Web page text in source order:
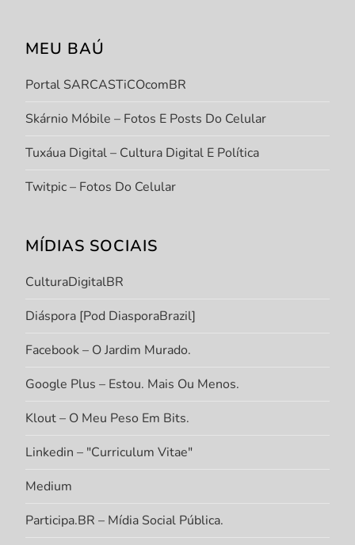
MEU BAÚ
Portal SARCASTiCOcomBR
Skárnio Móbile – Fotos E Posts Do Celular
Tuxáua Digital – Cultura Digital E Política
Twitpic – Fotos Do Celular
MÍDIAS SOCIAIS
CulturaDigitalBR
Diáspora [Pod DiasporaBrazil]
Facebook – O Jardim Murado.
Google Plus – Estou. Mais Ou Menos.
Klout – O Meu Peso Em Bits.
Linkedin – "Curriculum Vitae"
Medium
Participa.BR – Mídia Social Pública.